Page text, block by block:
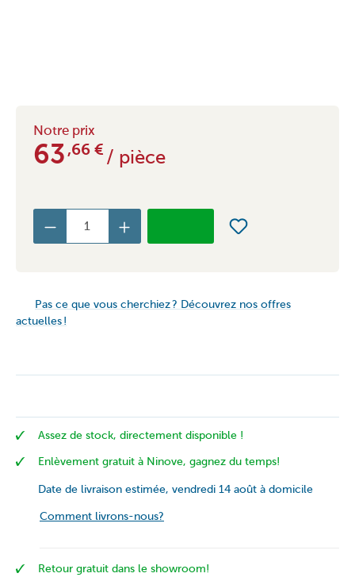
Notre prix
63 ,66 €/ pièce
Pas ce que vous cherchiez ? Découvrez nos offres
actuelles !
Assez de stock, directement disponible !
Enlèvement gratuit à Ninove, gagnez du temps!
Date de livraison estimée, vendredi 14 août à domicile
Comment livrons-nous?
Retour gratuit dans le showroom!